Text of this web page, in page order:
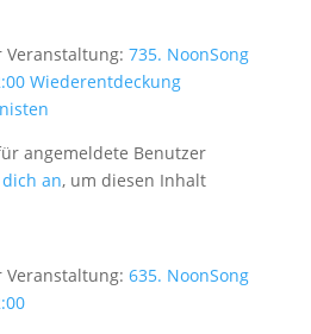
Veranstaltung: 735. NoonSong
Wiederentdeckung
angemeldete Benutzer
an, um diesen Inhalt
Veranstaltung: 635. NoonSong